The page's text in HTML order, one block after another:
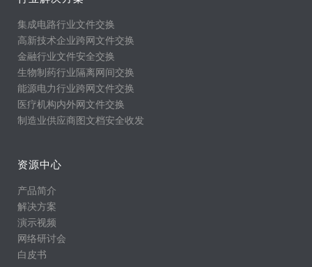
集成电路行业文件交换
高新技术企业跨网文件交换
金融行业文件安全交换
生物制药行业隔离网间交换
能源电力行业跨网文件交换
医疗机构内外网文件交换
制造业供应商图文档安全收发
资源中心
产品简介
解决方案
演示视频
网络研讨会
白皮书